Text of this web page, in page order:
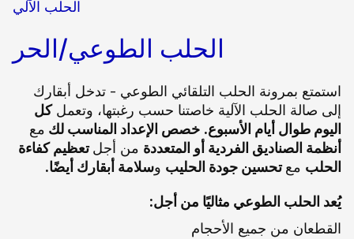
الحلب الآلي
الحلب الطوعي/الحر
استمتع بمرونة الحلب التلقائي الطوعي - تدخل أبقارك
إلى صالة الحلب الآلية خاصتنا حسب رغبتها، وتعملكل
اليوم طوال أيام الأسبوع. خصص الإعداد المناسب لك مع
أنظمة الصناديق الفردية أو المتعددة من أجلتعظيم كفاءة
الحلب معتحسين جودة الحليب وسلامة أبقارك أيضًا.
يُعد الحلب الطوعي مثاليًا من أجل:
القطعان من جميع الأحجام